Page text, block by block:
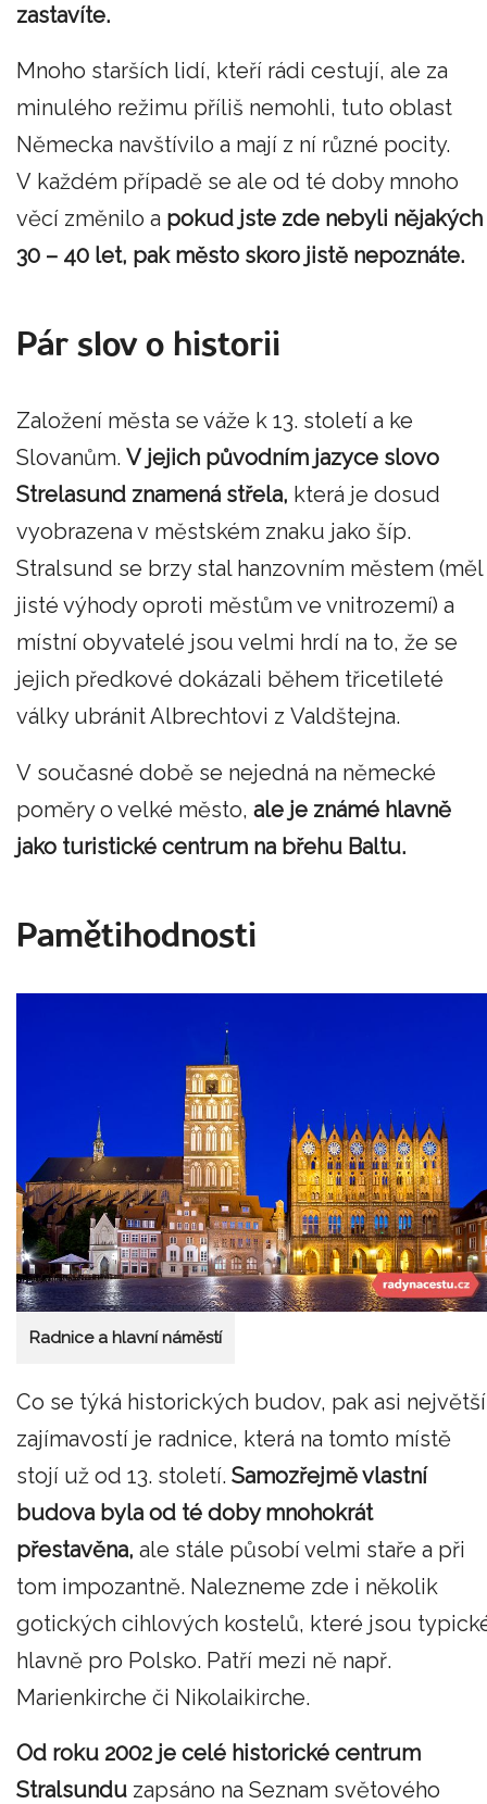
zastavíte.
Mnoho starších lidí, kteří rádi cestují, ale za
minulého režimu příliš nemohli, tuto oblast
Německa navštívilo a mají z ní různé pocity.
V každém případě se ale od té doby mnoho
věcí změnilo a pokud jste zde nebyli nějakých
30 – 40 let, pak město skoro jistě nepoznáte.
Pár slov o historii
Založení města se váže k 13. století a ke
Slovanům. V jejich původním jazyce slovo
Strelasund znamená střela, která je dosud
vyobrazena v městském znaku jako šíp.
Stralsund se brzy stal hanzovním městem (měl
jisté výhody oproti městům ve vnitrozemí) a
místní obyvatelé jsou velmi hrdí na to, že se
jejich předkové dokázali během třicetileté
války ubránit Albrechtovi z Valdštejna.
V současné době se nejedná na německé
poměry o velké město, ale je známé hlavně
jako turistické centrum na břehu Baltu.
Pamětihodnosti
Radnice a hlavní náměstí
Co se týká historických budov, pak asi největší
zajímavostí je radnice, která na tomto místě
stojí už od 13. století. Samozřejmě vlastní
budova byla od té doby mnohokrát
přestavěna, ale stále působí velmi staře a při
tom impozantně. Nalezneme zde i několik
gotických cihlových kostelů, které jsou
hlavně pro Polsko. Patří mezi ně např.
Marienkirche či Nikolaikirche.
Od roku 2002 je celé historické centrum
Stralsundu zapsáno na Seznam světového